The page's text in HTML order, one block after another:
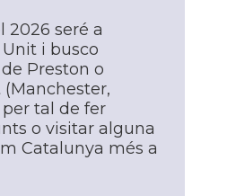
2026 seré a
i busco
Preston o
per tal de fer
o visitar alguna
Catalunya més a